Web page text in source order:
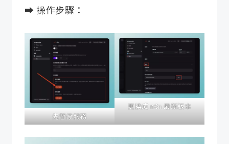
➡️ 操作步驟：
先暫停服務
更換成 n8n 最新版本